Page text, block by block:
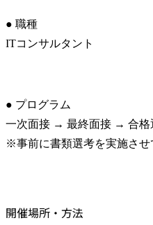
● 職種
ITコンサルタント
● プログラム
一次面接 → 最終面接 → 合格
※事前に書類選考を実施させ
開催場所・方法